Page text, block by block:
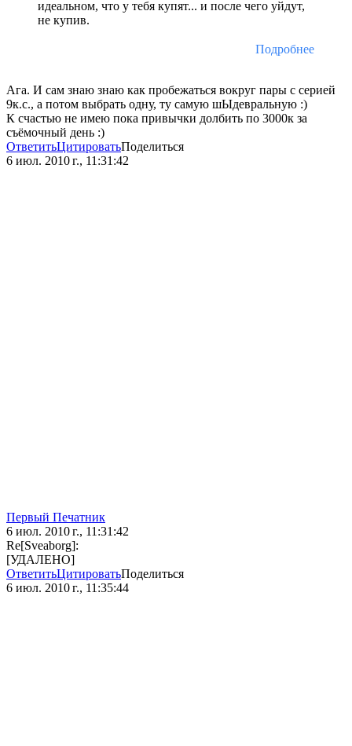
идеальном, что у тебя купят... и после чего уйдут,
не купив.
Подробнее
Ага. И сам знаю знаю как пробежаться вокруг пары с серией
9к.с., а потом выбрать одну, ту самую шЫдевральную :)
К счастью не имею пока привычки долбить по 3000к за
съёмочный день :)
ОтветитьЦитироватьПоделиться
6 июл. 2010 г., 11:31:42
Первый Печатник
6 июл. 2010 г., 11:31:42
Re[Sveaborg]:
[УДАЛЕНО]
ОтветитьЦитироватьПоделиться
6 июл. 2010 г., 11:35:44